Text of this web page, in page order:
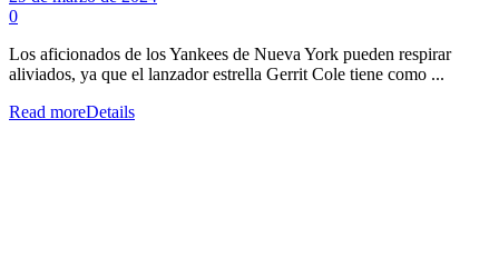
0
Los aficionados de los Yankees de Nueva York pueden respirar
aliviados, ya que el lanzador estrella Gerrit Cole tiene como ...
Read moreDetails